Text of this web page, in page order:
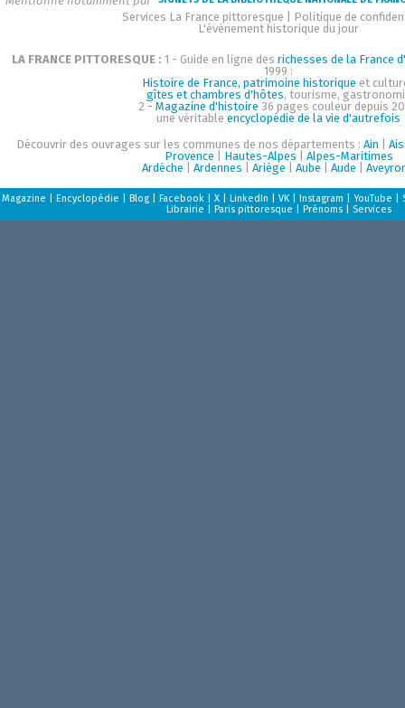
Services La France pittoresque
Politique de
L'événement historique du jour
LA FRANCE PITTORESQUE : 1 - Guide en ligne des richesses de la France
1999 :
Histoire de France, patrimoine historique et
gîtes et chambres d'hôtes, tourisme,
2 - Magazine d'histoire 36 pages couleur depuis
une véritable encyclopédie de la vie d'autrefois
Découvrir des ouvrages sur les communes de nos départements : Ain
Provence
Hautes-Alpes
Alpes-Maritimes
Ardèche
Ardennes Ariège Aube Aude
Magazine Encyclopédie Blog| Facebook| X| LinkedIn VK| Instagram YouTube
Librairie
Paris pittoresque Prénoms| Services